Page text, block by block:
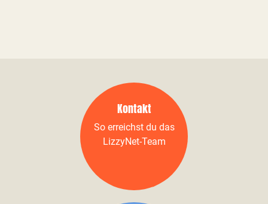
Kontakt
So erreichst du das
LizzyNet-Team